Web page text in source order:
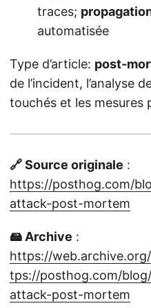
traces;
automatisée
Type d’article:
de l’incident, l’analyse
touchés et les mesures
🔗 Source originale :
https://posthog.com/
attack-post-mortem
🖴 Archive :
https://
tps://posthog.com/
attack-post-mortem